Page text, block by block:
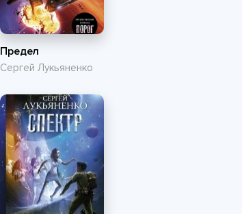
Предел
Сергей Лукьяненко